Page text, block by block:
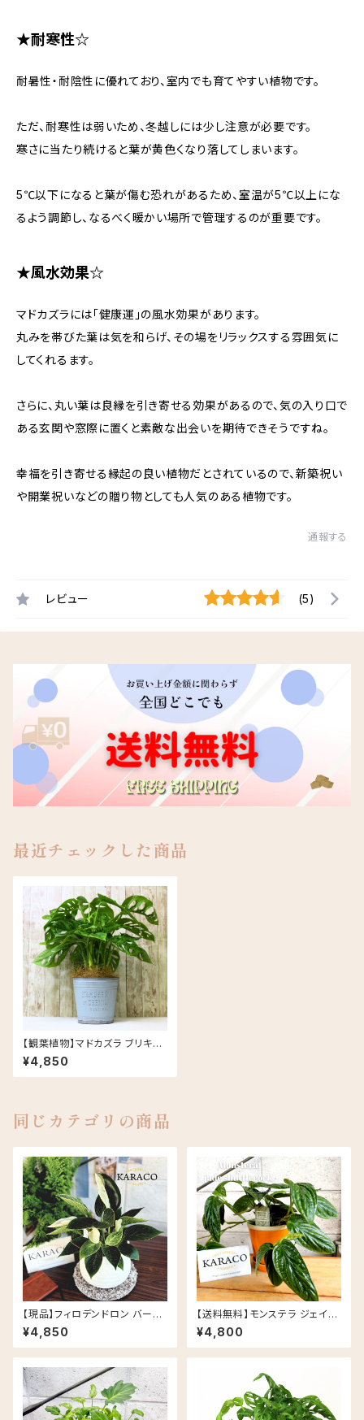
★耐寒性☆
耐暑性・耐陰性に優れており、室内でも育てやすい植物です。
ただ、耐寒性は弱いため、冬越しには少し注意が必要です。
寒さに当たり続けると葉が黄色くなり落してしまいます。
5℃以下になると葉が傷む恐れがあるため、室温が5℃以上にな
るよう調節し、なるべく暖かい場所で管理するのが重要です。
★風水効果☆
マドカズラには「健康運」の風水効果があります。
丸みを帯びた葉は気を和らげ、その場をリラックスする雰囲気に
してくれるます。
さらに、丸い葉は良縁を引き寄せる効果があるので、気の入り口で
ある玄関や窓際に置くと素敵な出会いを期待できそうですね。
幸福を引き寄せる縁起の良い植物だとされているので、新築祝い
や開業祝いなどの贈り物としても人気のある植物です。
通報する
レビュー (5)
最近チェックした商品
【観葉植物】マドカズラ ブリキ缶
5号 鉢カラー/ブルー
¥4,850
同じカテゴリの商品
【現品】フィロデンドロン バーキ
ン 斑入り ナチュラルな陶器鉢(5
号相当)
¥4,850
【送料無料】モンステラ ジェイド
シャトルコック 5号 グロッシーポ
ット アプリコット 皿セット セラミ
ック鉢
¥4,800